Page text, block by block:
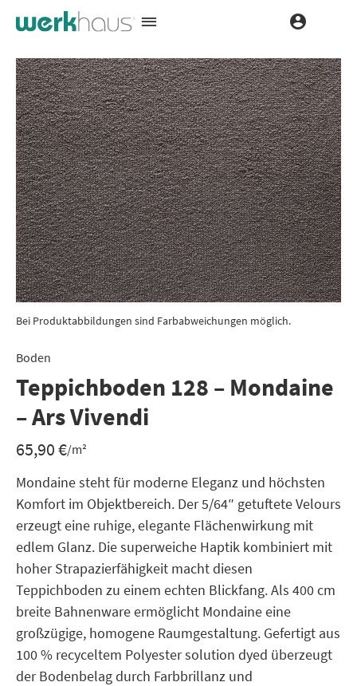
Bei Produktabbildungen sind Farbabweichungen möglich.
Boden
Teppichboden 128 – Mondaine
– Ars Vivendi
65,90€/m²
Mondaine steht für moderne Eleganz und höchsten
Komfort im Objektbereich. Der 5/64″ getuftete Velours
erzeugt eine ruhige, elegante Flächenwirkung mit
edlem Glanz. Die superweiche Haptik kombiniert mit
hoher Strapazierfähigkeit macht diesen
Teppichboden zu einem echten Blickfang. Als 400 cm
breite Bahnenware ermöglicht Mondaine eine
großzügige, homogene Raumgestaltung. Gefertigt aus
100 % recyceltem Polyester solution dyed überzeugt
der Bodenbelag durch Farbbrillanz und